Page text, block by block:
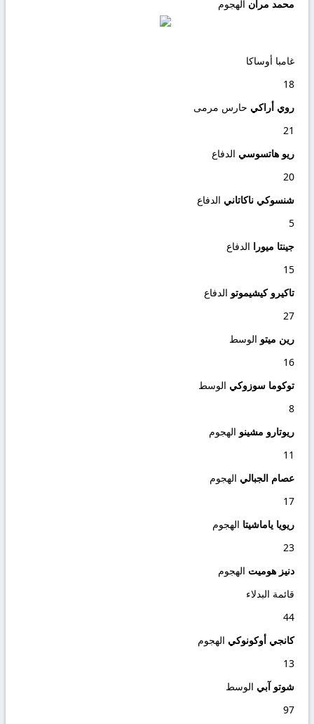
محمد مران الهجوم
غامبا أوساكا
18
روي أراكي حارس مرمى
21
ريو هاتسوسي الدفاع
20
شنسوكي ناكاتاني الدفاع
5
جينتا ميورا الدفاع
15
تاكيرو كيشيموتو الدفاع
27
رين ميتو الوسط
16
توكوما سوزوكي الوسط
8
ريوتارو مشينو الهجوم
11
عصام الجبالي الهجوم
17
ريويا ياماشيتا الهجوم
23
دنيز هوميت الهجوم
قائمة البدلاء
44
كانجي أوكونوكي الهجوم
13
شوتو آبي الوسط
97